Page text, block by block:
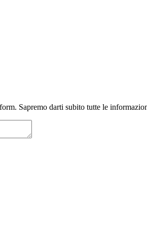
Sapremo darti subito tutte le